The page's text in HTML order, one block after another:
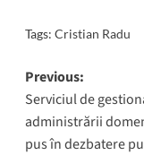
Tags: Cristian Radu
Post
Previous:
Serviciul de
administrării
pus în dezbatere